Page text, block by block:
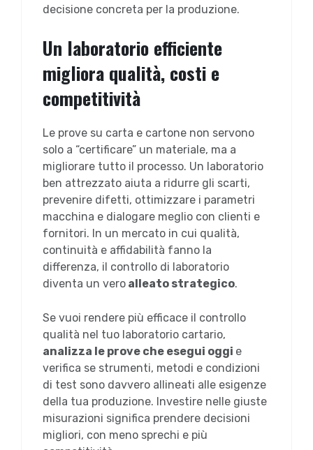
decisione concreta per la produzione.
Un laboratorio efficiente
migliora qualità, costi e
competitività
Le prove su carta e cartone non servono
solo a “certificare” un materiale, ma a
migliorare tutto il processo. Un laboratorio
ben attrezzato aiuta a ridurre gli scarti,
prevenire difetti, ottimizzare i parametri
macchina e dialogare meglio con clienti e
fornitori. In un mercato in cui qualità,
continuità e affidabilità fanno la
differenza, il controllo di laboratorio
diventa un vero alleato strategico.
Se vuoi rendere più efficace il controllo
qualità nel tuo laboratorio cartario,
analizza le prove che esegui oggi e
verifica se strumenti, metodi e condizioni
di test sono davvero allineati alle esigenze
della tua produzione. Investire nelle giuste
misurazioni significa prendere decisioni
migliori, con meno sprechi e più